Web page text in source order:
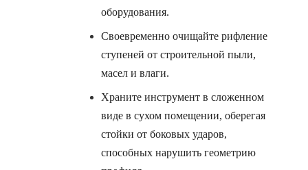
оборудования.
Своевременно очищайте рифление
ступеней от строительной пыли,
масел и влаги.
Храните инструмент в сложенном
виде в сухом помещении, оберегая
стойки от боковых ударов,
способных нарушить геометрию